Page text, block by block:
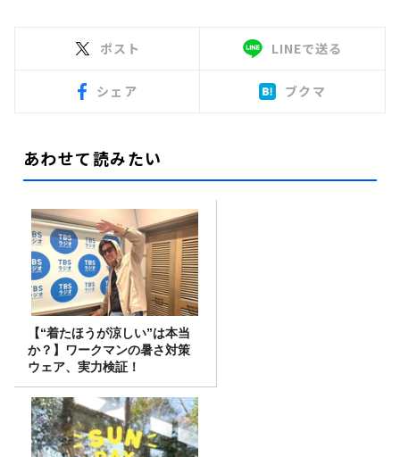
ポスト LINEで送る
シェア ブクマ
あわせて読みたい
【“着たほうが涼しい”は本当
か？】ワークマンの暑さ対策
ウェア、実力検証！